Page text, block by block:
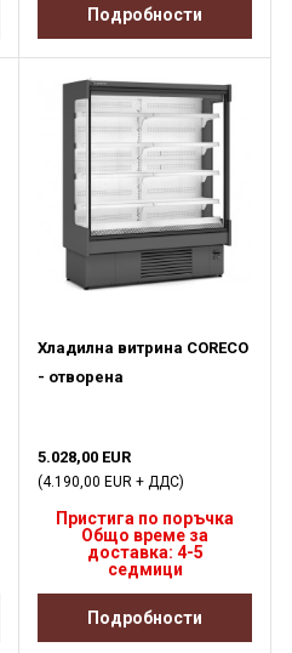
Подробности
Хладилна витрина CORECO
- отворена
5.028,00 EUR
(4.190,00 EUR + ДДС)
Пристига по поръчка
Общо време за
доставка: 4-5
седмици
Подробности